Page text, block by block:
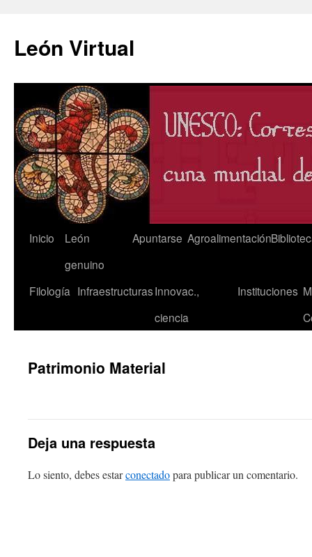
León Virtual
Saltar
contenido
Inicio
León
genuino
Apuntarse Agroalimentación
Filología InfraestructurasInnovac.,
ciencia
Instituciones
Patrimonio Material
Deja una respuesta
Lo siento, debes estarconectadopara publicar un comentario.